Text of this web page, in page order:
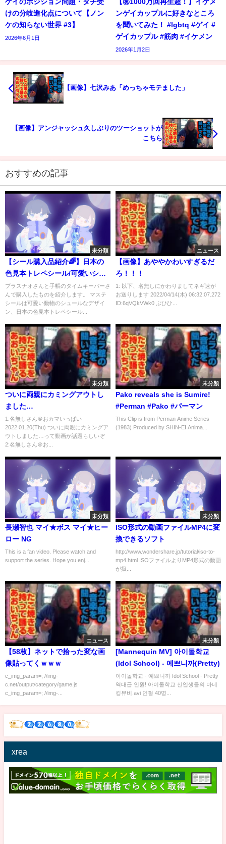
ゲイのポジション問題・タチ受
けの分岐進化点について【ノン
ケの知らない世界 #3】
2026年6月1日
【㊗️1000万回再生超！】イケメ
ンゲイカップルに好きなところ
を聞いてみた！ #lgbtq #ゲイ #
ゲイカップル #筋肉 #イケメン
2026年1月2日
【画像】七沢みあ「めっちゃモテました」
【画像】アンジャッシュ久しぶりのツーショットが
こちら
おすすめの記事
未分類
【シール購入品紹介🌈】日本の
色見本トレペシール/可愛いシュ
ールなシール/マステシールセッ
ト
プラスナオさんと手帳のタイムキーパーさ
んで購入したものを紹介します。 マステ
シールは可愛い動物のシュールなデザイ
ン、日本の色見本トレペシール...
ニュース
【画像】あややかわいすぎるだ
ろ！！！
1: 以下、名無しにかわりましてネギ速が
お送りします 2022/04/14(木) 06:32:07.272
ID:6qVQkVWk0 ぶひひ...
未分類
ついに両親にカミングアウトし
ました…
1:名無しさん＠おカマいっぱい
2022.01.20(Thu) ついに両親にカミングア
ウトしました…って動画が話題らしいぞ
2:名無しさん＠お...
未分類
Pako reveals she is Sumire!
#Perman #Pako #パーマン
This Clip is from Perman Anime Series
(1983) Produced by SHIN-EI Anima...
未分類
長瀬智也 マイ★ボス マイ★ヒー
ロー NG
This is a fan video. Please watch and
support the series. Hope you enj...
未分類
ISO形式の動画ファイルMP4に変
換できるソフト
http://www.wondershare.jp/tutorial/iso-to-
mp4.html ISOファイルよりMP4形式の動画
が扱...
ニュース
【58枚】ネットで拾った変な画
像貼ってくｗｗｗ
c_img_param=; //img-
c.net/output/category/game.js
c_img_param=; //img-...
未分類
[Mannequin MV] 아이돌학교
(Idol School) - 예쁘니까(Pretty)
아이돌학교 - 예쁘니까 Idol School - Pretty
역대급 인원! 아이돌학교 신입생들의 마네
킹뮤비.avi 인형 40명...
xrea